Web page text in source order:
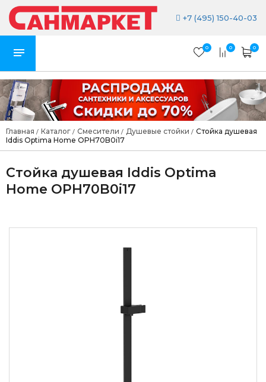
+7 (495) 150-40-03
0 0 0
Главная / Каталог / Смесители / Душевые стойки / Стойка душевая
Iddis Optima Home OPH70B0i17
Стойка душевая Iddis Optima
Home OPH70B0i17